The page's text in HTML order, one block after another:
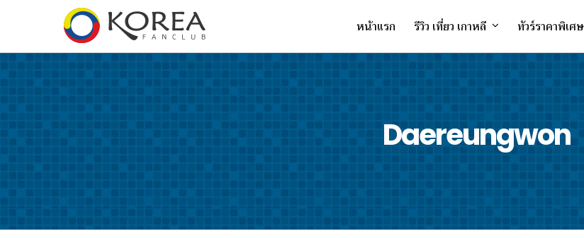
หน้าแรก รีวิว เที่ยว เกาหลี ทัวร์ราคาพิเศษ
Daereungwon